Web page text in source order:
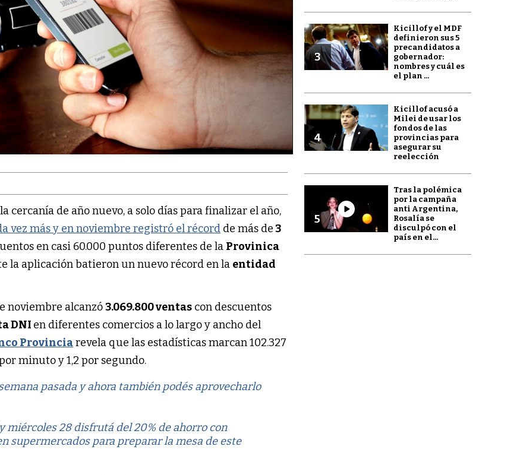
cercanía de año nuevo, a solo días para finalizar el año,
vez más y en noviembre registró el récord de más de3
en casi 60.000 puntos diferentes de la Provinica
la aplicación batieron un nuevo récord en la entidad
noviembre alcanzó3.069.800 ventas con descuentos
DNI en diferentes comercios a lo largo y ancho del
Provinciarevela que las estadísticas marcan 102.327
minuto y 1,2 por segundo.
semana pasada y ahora también podés aprovecharlo
miércoles 28 disfrutá del 20% de ahorro con
supermercados para preparar la mesa de este
3
Kicillof y el MDF
definieron sus 5
precandidatos a
gobernador:
nombres y cuál es
el plan ...
4
Kicillof acusó a
Milei de usar los
fondos de las
provincias para
asegurar su
reelección
5
Tras la polémica
por la campaña
anti Argentina,
Rosalía se
disculpó con el
país en el...